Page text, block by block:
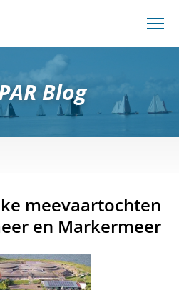
Blog
meevaartochten
en Markermeer